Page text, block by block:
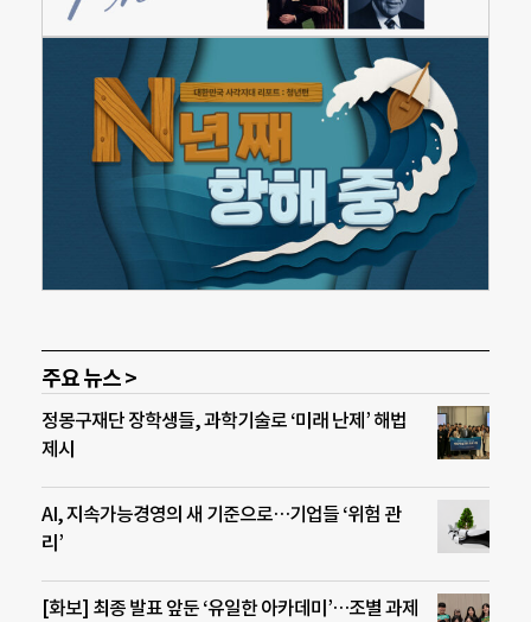
주요 뉴스 >
정몽구재단 장학생들, 과학기술로 ‘미래 난제’ 해법
제시
AI, 지속가능경영의 새 기준으로…기업들 ‘위험 관
리’
[화보] 최종 발표 앞둔 ‘유일한 아카데미’…조별 과제